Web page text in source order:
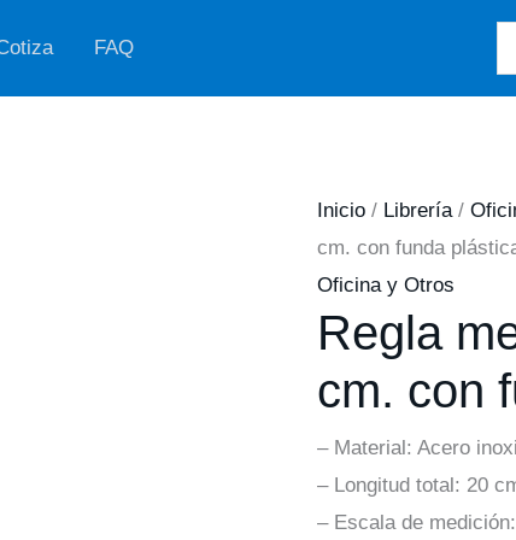
FAQ
Inicio/ Librería/
cm. con funda
Oficina y Otros
Regla
cm. con
– Material: Acero
– Longitud total: 20
– Escala de medición: